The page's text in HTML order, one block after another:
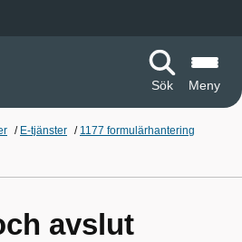
Sök
Meny
/ E-tjänster / 1177 formulärhantering
avslut